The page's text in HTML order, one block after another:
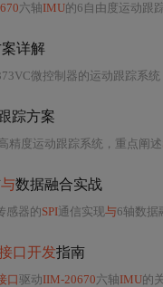
六轴IMU的6自由度运动跟
详解
微控制器的运动跟踪系
踪方案
精度运动跟踪系统，重点阐述
与数据融合实战
感器的SPI通信实现与6轴数据
口开发指南
口驱动IIM-20670 六轴IMU的